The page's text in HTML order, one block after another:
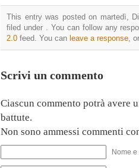
This entry was posted on martedì,
filed under . You can follow any
2.0 feed. You can leave a response,
Scrivi un commento
Ciascun commento potrà avere
battute.
Non sono ammessi commenti
Nome